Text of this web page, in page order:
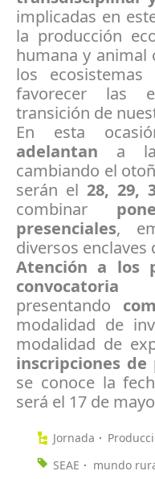
implicadas en
la producción
humana y animal
los
favorecer las
transición de
En esta
adelantan a
cambiando el
serán el28, 29,
combinar
presenciales,
diversos
Atención a los
convocatoria
presentando
modalidad de
modalidad de
inscripciones
se conoce la
será el 17 de
Jornada
SEAE
mundo